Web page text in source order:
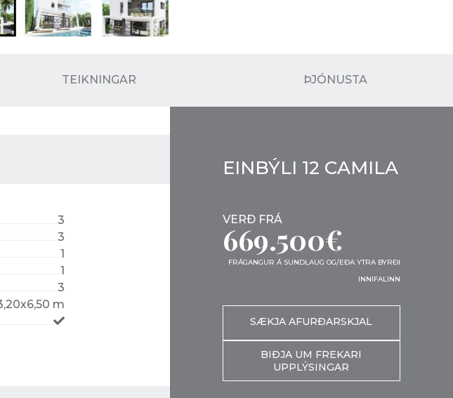
TEIKNINGAR ÞJÓNUSTA
3
3
1
1
3
m
EINBÝLI 12 CAMILA
VERÐ FRÁ
669.500€
FRÁGANGUR Á SUNDLAUG OG/EÐA YTRA BYRÐI
INNIFALINN
SÆKJA AFURÐARSKJAL
BIÐJA UM FREKARI
UPPLÝSINGAR